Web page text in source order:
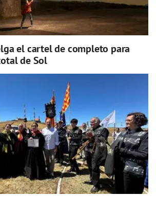
el cartel de completo para
de Sol